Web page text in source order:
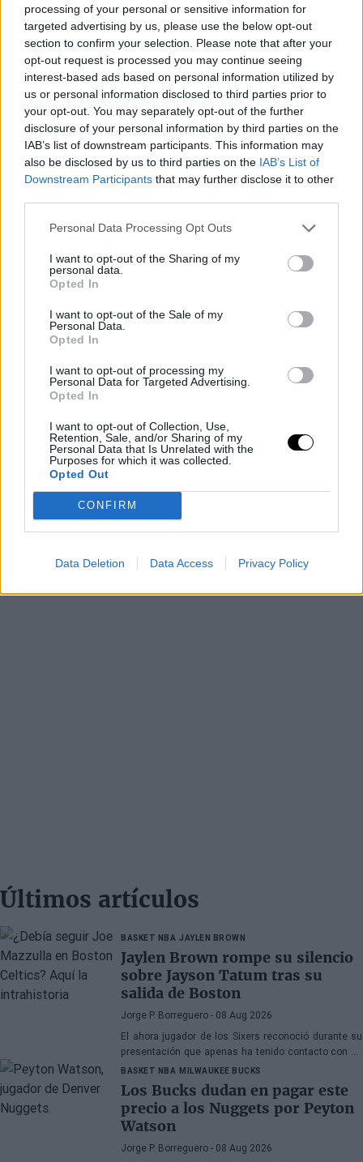
processing of your personal or sensitive information for
targeted advertising by us, please use the below opt-out
section to confirm your selection. Please note that after your
opt-out request is processed you may continue seeing
interest-based ads based on personal information utilized by
us or personal information disclosed to third parties prior to
your opt-out. You may separately opt-out of the further
disclosure of your personal information by third parties on the
IAB’s list of downstream participants. This information may
also be disclosed by us to third parties on the IAB’s List of
Downstream Participants that may further disclose it to other
Personal Data Processing Opt Outs
I want to opt-out of the Sharing of my
personal data.
Opted In
I want to opt-out of the Sale of my
Personal Data.
Opted In
I want to opt-out of processing my
Personal Data for Targeted Advertising.
Opted In
I want to opt-out of Collection, Use,
Retention, Sale, and/or Sharing of my
Personal Data that Is Unrelated with the
Purposes for which it was collected.
Opted Out
CONFIRM
Data Deletion Data Access Privacy Policy
personal y 5 de 11 en triples, la mitad de Eslovenia en el
partido), 10 rebotes y, eso sí, sólo una asistencia. Tras él,
el único esloveno que pasó de la decena fue Klemen
Prepelic con 11. Alen Omic fue importante con 7 puntos
y 7 rebotes. Le falta a los eslovenos algo más al lado de
su gran estrella, aunque viendo como caen los favoritos
del campeonato decir que no pueden ganar con lo que
tienen teniendo a Doncic sería una herejía.
muy bien con 22 puntos. Saliou Niang, como con
España, aportó mucho en el juego interior con 12
puntos. El veterano Danilo Gallinari salió al rescate y
metió 10 puntos al final. Nicol Melli 8. Pero no fue
suficente. A casalos de Gianmarco Pozzecco.
Últimos artículos
BASKET NBA JAYLEN BROWN
Jaylen Brown rompe su silencio
sobre Jayson Tatum tras su
salida de Boston
Jorge P. Borreguero - 08 Aug 2026
El ahora jugador de los Sixers reconoció durante su
presentación que apenas ha tenido contacto con su
antiguo compañero
BASKET NBA MILWAUKEE BUCKS
Los Bucks dudan en pagar este
precio a los Nuggets por Peyton
Watson
Jorge P. Borreguero - 08 Aug 2026